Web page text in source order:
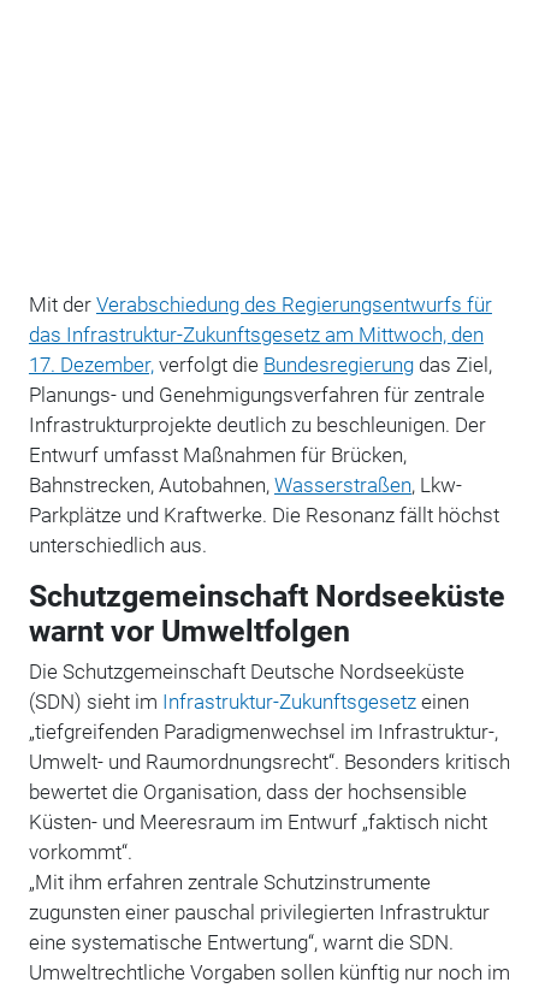
Mit der Verabschiedung des Regierungsentwurfs für
das Infrastruktur-Zukunftsgesetz am Mittwoch, den
17. Dezember,verfolgt die Bundesregierungdas Ziel,
Planungs- und Genehmigungsverfahren für zentrale
Infrastrukturprojekte deutlich zu beschleunigen. Der
Entwurf umfasst Maßnahmen für Brücken,
Bahnstrecken, Autobahnen, Wasserstraßen, Lkw-
Parkplätze und Kraftwerke. Die Resonanz fällt höchst
unterschiedlich aus.
Schutzgemeinschaft Nordseeküste
warnt vor Umweltfolgen
Die Schutzgemeinschaft Deutsche Nordseeküste
(SDN) sieht im Infrastruktur-Zukunftsgesetzeinen
„tiefgreifenden Paradigmenwechsel im Infrastruktur-,
Umwelt- und Raumordnungsrecht“. Besonders kritisch
bewertet die Organisation, dass der hochsensible
Küsten- und Meeresraum im Entwurf „faktisch nicht
vorkommt“.
„Mit ihm erfahren zentrale Schutzinstrumente
zugunsten einer pauschal privilegierten Infrastruktur
eine systematische Entwertung“, warnt die SDN.
Umweltrechtliche Vorgaben sollen künftig nur noch im